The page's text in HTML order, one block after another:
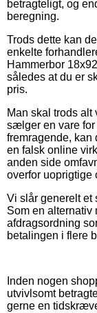
betragteligt, og
beregning.
Trods dette kan
enkelte
Hammerbor
således at du er
pris.
Man skal trods
sælger en vare for
fremragende,
en falsk online
anden side
overfor uoprigtige
Vi slår generelt et
Som en alternativ
afdragsordning
betalingen i flere
Inden nogen
utvivlsomt
gerne en